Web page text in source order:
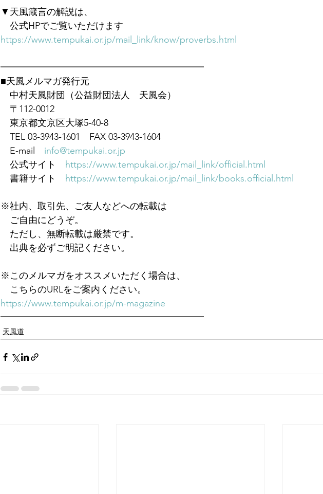
▼天風箴言の解説は、
公式HPでご覧いただけます
https://www.tempukai.or.jp/mail_link/know/proverbs.html
━━━━━━━━━━━━━━━━━━━━━━
■天風メルマガ発行元
中村天風財団（公益財団法人　天風会）
〒112-0012
東京都文京区大塚5-40-8
TEL 03-3943-1601　FAX 03-3943-1604
E-mail info@tempukai.or.jp
公式サイト https://www.tempukai.or.jp/mail_link/official.html
書籍サイト https://www.tempukai.or.jp/mail_link/books.official.html
※社内、取引先、ご友人などへの転載は
ご自由にどうぞ。
ただし、無断転載は厳禁です。
出典を必ずご明記ください。
※このメルマガをオススメいただく場合は、
こちらのURLをご案内ください。
https://www.tempukai.or.jp/m-magazine
━━━━━━━━━━━━━━━━━━━━━━
天風道